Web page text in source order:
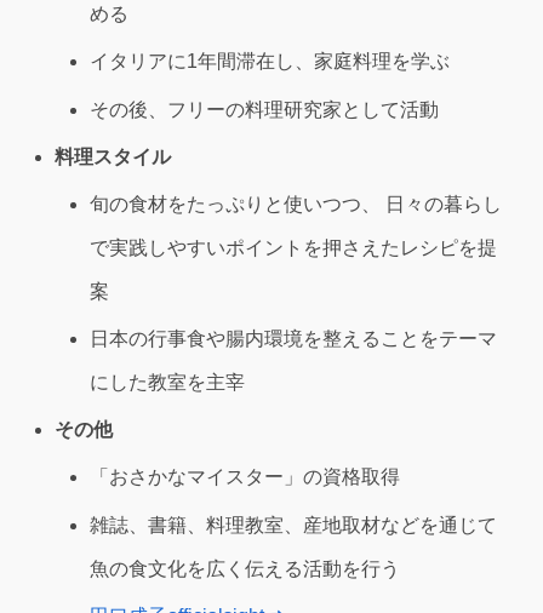
める
イタリアに1年間滞在し、家庭料理を学ぶ
その後、フリーの料理研究家として活動
料理スタイル
旬の食材をたっぷりと使いつつ、 日々の暮らし
で実践しやすいポイントを押さえたレシピを提
案
日本の行事食や腸内環境を整えることをテーマ
にした教室を主宰
その他
「おさかなマイスター」の資格取得
雑誌、書籍、料理教室、産地取材などを通じて
魚の食文化を広く伝える活動を行う